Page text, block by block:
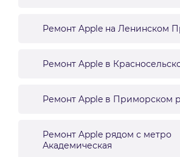
Ремонт Apple на Ленинском
Ремонт Apple в
Ремонт Apple в Приморском
Ремонт Apple рядом с метро
Академическая